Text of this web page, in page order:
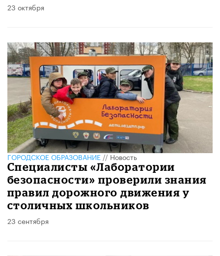
23 октября
ГОРОДСКОЕ ОБРАЗОВАНИЕ//Новость
Специалисты «Лаборатории
безопасности» проверили знания
правил дорожного движения у
столичных школьников
23 сентября